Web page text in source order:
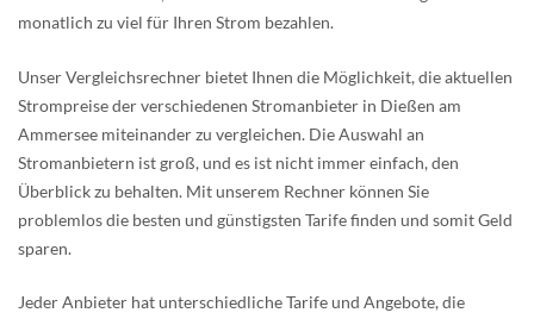
monatlich zu viel für Ihren Strom bezahlen.
Unser Vergleichsrechner bietet Ihnen die Möglichkeit, die aktuellen
Strompreise der verschiedenen Stromanbieter in Dießen am
Ammersee miteinander zu vergleichen. Die Auswahl an
Stromanbietern ist groß, und es ist nicht immer einfach, den
Überblick zu behalten. Mit unserem Rechner können Sie
problemlos die besten und günstigsten Tarife finden und somit Geld
sparen.
Jeder Anbieter hat unterschiedliche Tarife und Angebote, die